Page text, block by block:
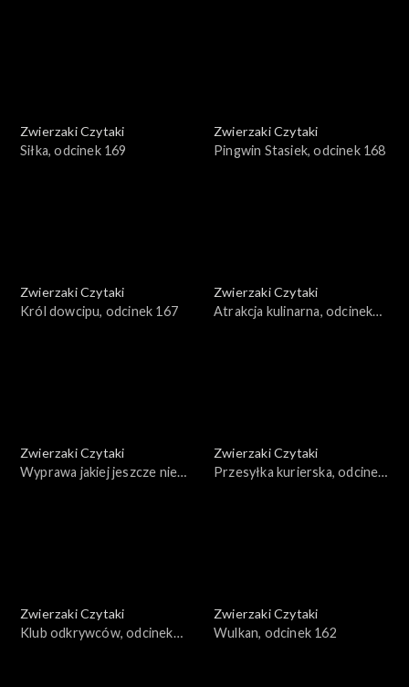
Zwierzaki Czytaki
Siłka, odcinek 169
Zwierzaki Czytaki
Pingwin Stasiek, odcinek 168
Zwierzaki Czytaki
Król dowcipu, odcinek 167
Zwierzaki Czytaki
Atrakcja kulinarna, odcinek
Zwierzaki Czytaki
Wyprawa jakiej jeszcze nie
Zwierzaki Czytaki
Przesyłka kurierska, odcinek
Zwierzaki Czytaki
Klub odkrywców, odcinek
Zwierzaki Czytaki
Wulkan, odcinek 162